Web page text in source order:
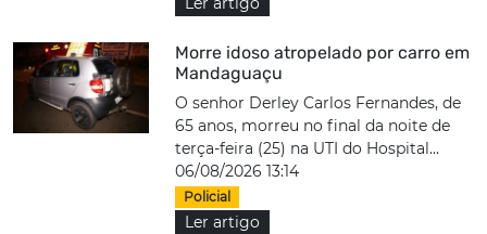
Morre idoso atropelado por carro em
Mandaguaçu
O senhor Derley Carlos Fernandes, de
65 anos, morreu no final da noite de
terça-feira (25) na UTI do Hospital...
06/08/2026 13:14
Policial
Ler artigo